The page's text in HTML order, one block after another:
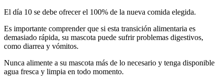
El día 10 se debe ofrecer el 100% de la nueva comida elegida.
Es importante comprender que si esta transición alimentaria es
demasiado rápida, su mascota puede sufrir problemas digestivos,
como diarrea y vómitos.
Nunca alimente a su mascota más de lo necesario y tenga disponible
agua fresca y limpia en todo momento.